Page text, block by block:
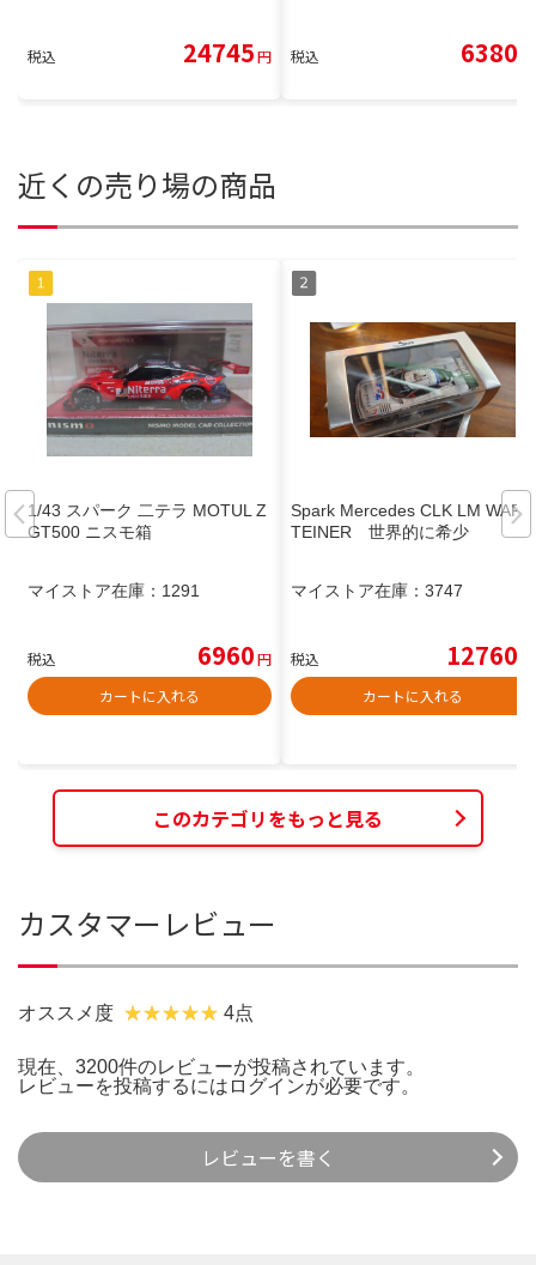
税込 24745円 税込 6380
近くの売り場の商品
1/43 スパーク 二テラ MOTUL Z
GT500 ニスモ箱
マイストア在庫： 1291
税込 6960円
カートに入れる
Spark Mercedes CLK LM WARS
TEINER 世界的に希少
マイストア在庫： 3747
税込 12760
カートに入れる
このカテゴリをもっと見る
カスタマーレビュー
オススメ度 4点
現在、3200件のレビューが投稿されています。
レビューを投稿するには ログインが必要です。
レビューを書く